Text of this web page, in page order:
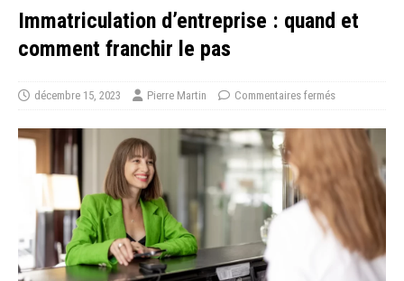
Immatriculation d’entreprise : quand et
comment franchir le pas
décembre 15, 2023 Pierre Martin Commentaires fermés